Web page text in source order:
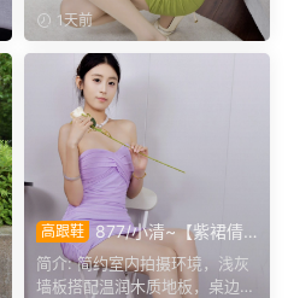
公椅丰富场景层次。小...
1天前
高跟鞋 877/小清~【紫裙倩
影】紫裙衬温婉，轻咳敛神
态，步履尽显优雅格调。
简介: 简约室内拍摄环境，浅灰
墙板搭配温润木质地板，桌边鲜